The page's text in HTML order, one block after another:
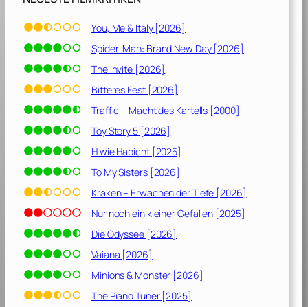
You, Me & Italy [2026]
Spider-Man: Brand New Day [2026]
The Invite [2026]
Bitteres Fest [2026]
Traffic – Macht des Kartells [2000]
Toy Story 5 [2026]
H wie Habicht [2025]
To My Sisters [2026]
Kraken – Erwachen der Tiefe [2026]
Nur noch ein kleiner Gefallen [2025]
Die Odyssee [2026]
Vaiana [2026]
Minions & Monster [2026]
The Piano Tuner [2025]